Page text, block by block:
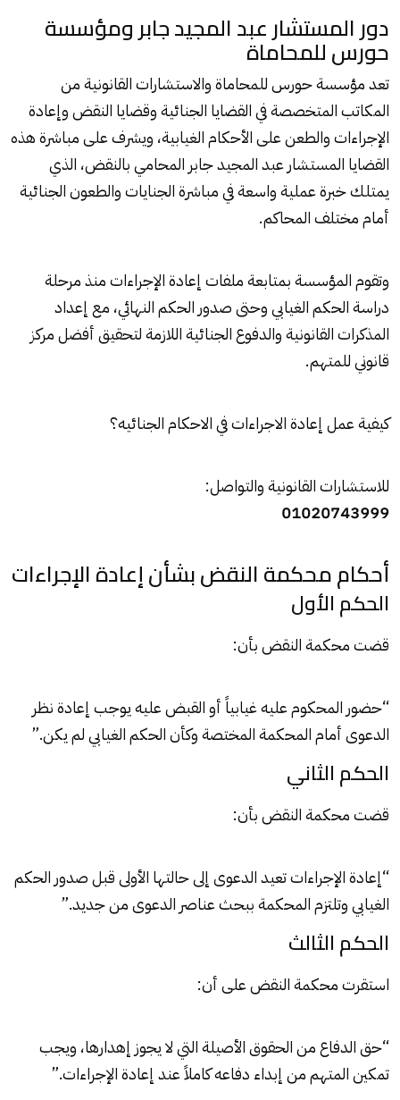
دور المستشار عبد المجيد جابر ومؤسسة
حورس للمحاماة
تعد مؤسسة حورس للمحاماة والاستشارات القانونية من
المكاتب المتخصصة في القضايا الجنائية وقضايا النقض وإعادة
الإجراءات والطعن على الأحكام الغيابية، ويشرف على مباشرة هذه
القضايا المستشار عبد المجيد جابر المحامي بالنقض، الذي
يمتلك خبرة عملية واسعة في مباشرة الجنايات والطعون الجنائية
أمام مختلف المحاكم.
وتقوم المؤسسة بمتابعة ملفات إعادة الإجراءات منذ مرحلة
دراسة الحكم الغيابي وحتى صدور الحكم النهائي، مع إعداد
المذكرات القانونية والدفوع الجنائية اللازمة لتحقيق أفضل مركز
قانوني للمتهم.
كيفية عمل إعادة الاجراءات في الاحكام الجنائيه؟
للاستشارات القانونية والتواصل:
01020743999
أحكام محكمة النقض بشأن إعادة الإجراءات
الحكم الأول
قضت محكمة النقض بأن:
“حضور المحكوم عليه غيابياً أو القبض عليه يوجب إعادة نظر
الدعوى أمام المحكمة المختصة وكأن الحكم الغيابي لم يكن.”
الحكم الثاني
قضت محكمة النقض بأن:
“إعادة الإجراءات تعيد الدعوى إلى حالتها الأولى قبل صدور الحكم
الغيابي وتلتزم المحكمة ببحث عناصر الدعوى من جديد.”
الحكم الثالث
استقرت محكمة النقض على أن:
“حق الدفاع من الحقوق الأصيلة التي لا يجوز إهدارها، ويجب
تمكين المتهم من إبداء دفاعه كاملاً عند إعادة الإجراءات.”